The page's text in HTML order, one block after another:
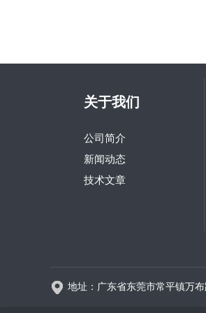
关于我们
公司简介
新闻动态
技术文章
地址：广东省东莞市常平镇万